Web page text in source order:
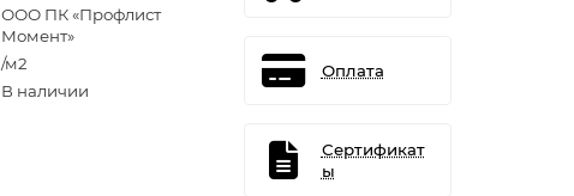
ООО ПК «Профлист
Момент»
/м2
В наличии
Оплата
Сертификат
ы